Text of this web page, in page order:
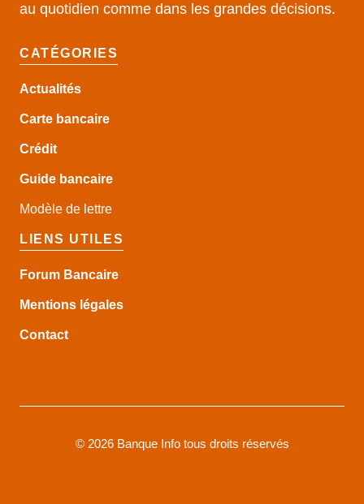
au quotidien comme dans les grandes décisions.
CATÉGORIES
Actualités
Carte bancaire
Crédit
Guide bancaire
Modèle de lettre
LIENS UTILES
Forum Bancaire
Mentions légales
Contact
© 2026 Banque Info tous droits réservés